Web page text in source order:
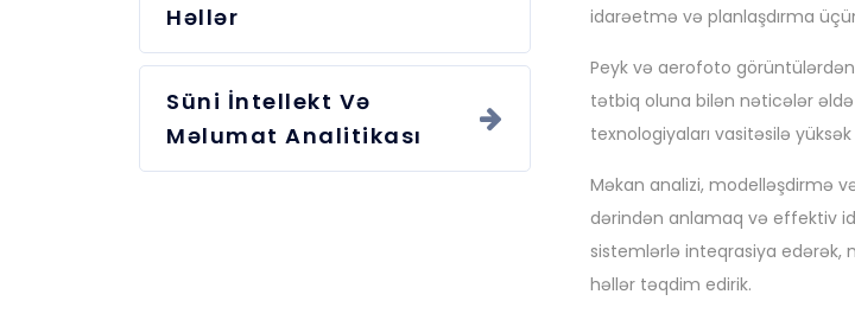
idarəetmə və planlaşdırma
Peyk və aerofoto
tətbiq oluna bilən nəticələr
texnologiyaları vasitəsilə
Məkan analizi, modelləşdirmə
dərindən anlamaq və effektiv
sistemlərlə inteqrasiya edərək,
həllər təqdim edirik.
Həllər
Süni İntellekt Və
Məlumat Analitikası